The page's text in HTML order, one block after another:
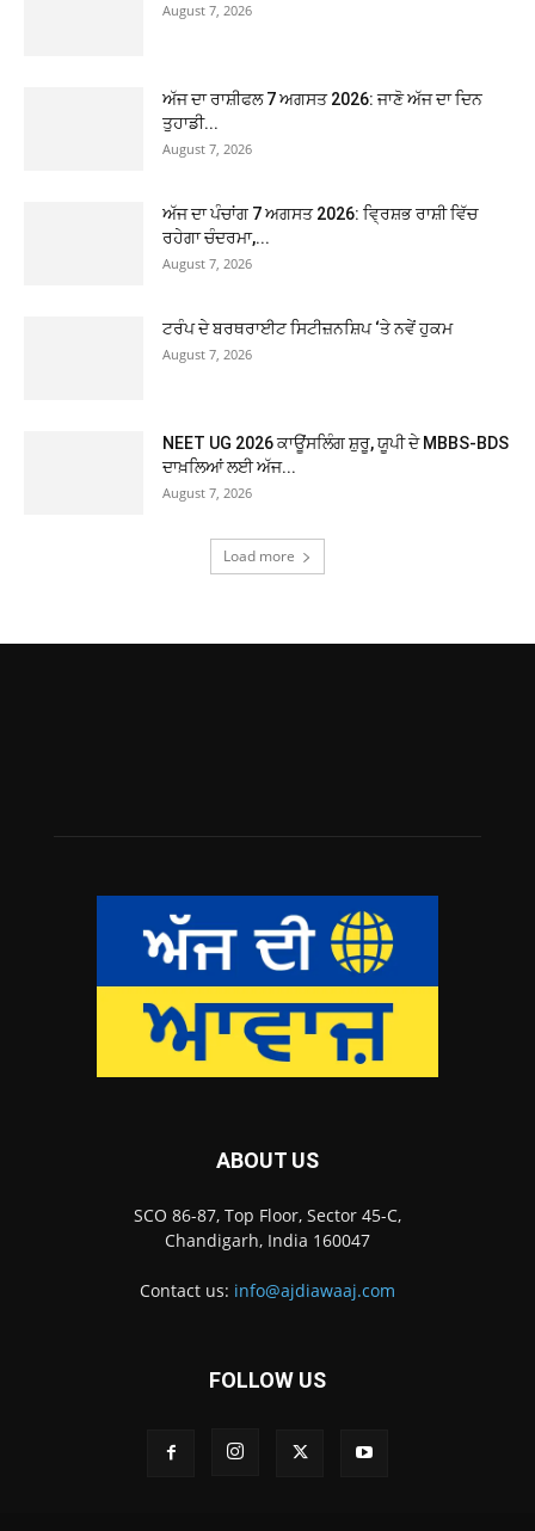
August 7, 2026
ਅੱਜ ਦਾ ਰਾਸ਼ੀਫਲ 7 ਅਗਸਤ 2026: ਜਾਣੋ ਅੱਜ ਦਾ ਦਿਨ
ਤੁਹਾਡੀ...
August 7, 2026
ਅੱਜ ਦਾ ਪੰਚਾਂਗ 7 ਅਗਸਤ 2026: ਵ੍ਰਿਸ਼ਭ ਰਾਸ਼ੀ ਵਿੱਚ
ਰਹੇਗਾ ਚੰਦਰਮਾ,...
August 7, 2026
ਟਰੰਪ ਦੇ ਬਰਥਰਾਈਟ ਸਿਟੀਜ਼ਨਸ਼ਿਪ ‘ਤੇ ਨਵੇਂ ਹੁਕਮ
August 7, 2026
NEET UG 2026 ਕਾਊਂਸਲਿੰਗ ਸ਼ੁਰੂ, ਯੂਪੀ ਦੇ MBBS-BDS
ਦਾਖ਼ਲਿਆਂ ਲਈ ਅੱਜ...
August 7, 2026
Load more
ABOUT US
SCO 86-87, Top Floor, Sector 45-C,
Chandigarh, India 160047
Contact us: info@ajdiawaaj.com
FOLLOW US